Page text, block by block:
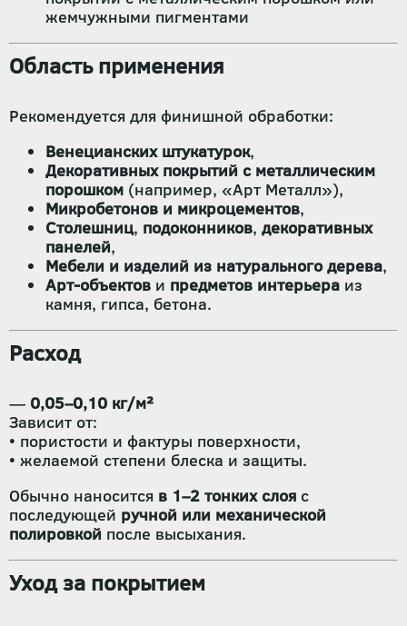
жемчужными пигментами
Область применения
Рекомендуется для финишной обработки:
Венецианских штукатурок,
Декоративных покрытий с металлическим
порошком (например, «Арт Металл»),
Микробетонов и микроцементов,
Столешниц, подоконников, декоративных
панелей,
Мебели и изделий из натурального дерева,
Арт-объектов и предметов интерьера из
камня, гипса, бетона.
Расход
— 0,05–0,10 кг/м²
Зависит от:
• пористости и фактуры поверхности,
• желаемой степени блеска и защиты.
Обычно наносится в 1–2 тонких слоя с
последующей ручной или механической
полировкой после высыхания.
Уход за покрытием